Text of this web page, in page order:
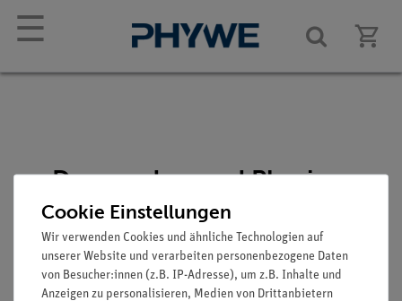
☰
Demo advanced Physics
Manual Heat on the
Board (WT), (in Englisch)
Artikel-Nr.: 01154-02
Cookie Einstellungen
Wir verwenden Cookies und ähnliche Technologien auf
unserer Website und verarbeiten personenbezogene Daten
von Besucher:innen (z.B. IP-Adresse), um z.B. Inhalte und
Anzeigen zu personalisieren, Medien von Drittanbietern